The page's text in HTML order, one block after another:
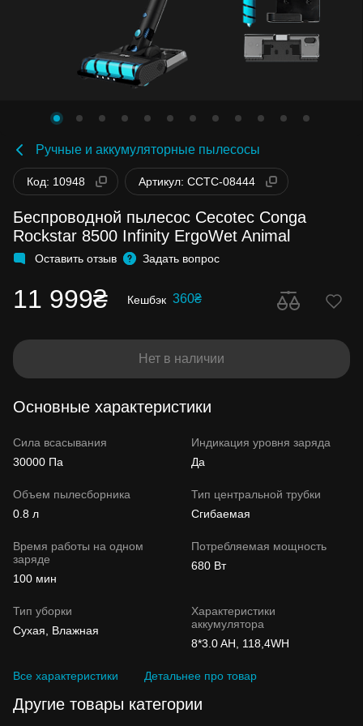
Ручные и аккумуляторные пылесосы
Код: 10948 Артикул: CCTC-08444
Беспроводной пылесос Cecotec Conga
Rockstar 8500 Infinity ErgoWet Animal
Оставить отзыв Задать вопрос
11 999₴ Кешбэк 360₴
Нет в наличии
Основные характеристики
Сила всасывания
30000 Па
Индикация уровня заряда
Да
Объем пылесборника
0.8 л
Тип центральной трубки
Сгибаемая
Время работы на одном
заряде
100 мин
Потребляемая мощность
680 Вт
Тип уборки
Сухая, Влажная
Характеристики
аккумулятора
8*3.0 AH, 118,4WH
Все характеристики Детальнее про товар
Другие товары категории